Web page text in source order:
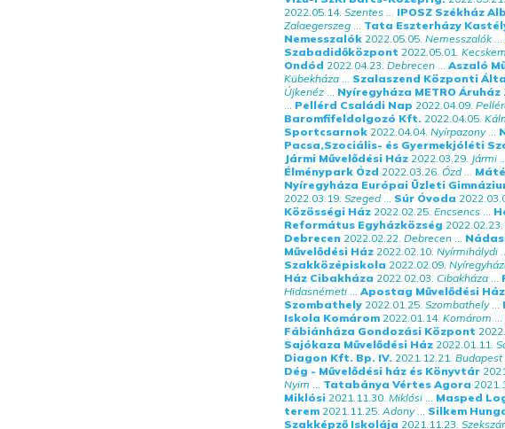
2022.05.14. Szentes... IPOSZ Székház
Zalaegerszeg... Tata Eszterházy
Nemesszalók 2022.05.05. Nemesszalók...
Szabadidőközpont 2022.05.01.
Ondód 2022.04.23. Debrecen... Aszaló
Kübekháza... Szalaszend Központi
Újkenéz... Nyíregyháza METRO Áruház
... Pellérd Családi Nap 2022.04.09.
Baromfifeldolgozó Kft. 2022.04.05.
Sportcsarnok 2022.04.04. Nyírpazony...
Pacsa,Szociális- és Gyermekjóléti
Jármi Művelődési Ház 2022.03.29. Jármi
Élménypark Ózd 2022.03.26. Ózd...
Nyíregyháza Európai Üzleti
2022.03.19. Szeged... Súr Óvoda
Közösségi Ház 2022.02.25. Encsencs...
Református Egyházközség 2022.02.23.
Debrecen 2022.02.22. Debrecen...
Művelődési Ház 2022.02.10. Nyírmihálydi
Szakközépiskola 2022.02.09.
Ház Cibakháza 2022.02.03. Cibakháza...
Hidasnémeti... Apostag Művelődési Ház
Szombathely 2022.01.25. Szombathely...
Iskola Komárom 2022.01.14. Komárom ...
Fábiánháza Gondozási Központ
Sajókaza Művelődési Ház 2022.01.11.
Diagon Kft. Bp. IV. 2021.12.21. Budapest
Dég - Művelődési ház és Könyvtár
Nyim ... Tatabánya Vértes Agora
Miklósi 2021.11.30. Miklósi... Masped
terem 2021.11.25. Adony... Silkem
Szakképző Iskolája 2021.11.23.